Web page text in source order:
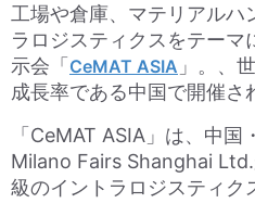
工場や倉庫、マテリアルハ
ラロジスティクスをテーマ
示会「CeMAT ASIA 」。、
成長率である中国で開催さ
「CeMAT ASIA」は、中
Milano Fairs Shanghai
級のイントラロジスティク